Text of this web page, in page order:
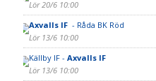
Lör 20/6 10:00
Axvalls IF - Råda BK Röd
Lör 13/6 10:00
Källby IF - Axvalls IF
Lör 13/6 10:00